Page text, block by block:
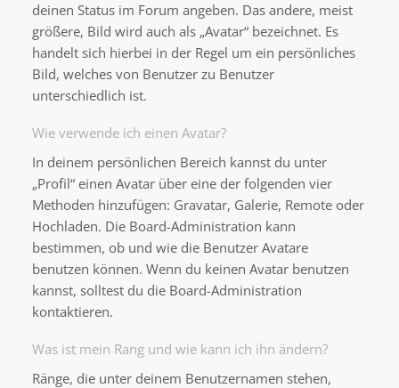
deinen Status im Forum angeben. Das andere, meist
größere, Bild wird auch als „Avatar“ bezeichnet. Es
handelt sich hierbei in der Regel um ein persönliches
Bild, welches von Benutzer zu Benutzer
unterschiedlich ist.
Wie verwende ich einen Avatar?
In deinem persönlichen Bereich kannst du unter
„Profil“ einen Avatar über eine der folgenden vier
Methoden hinzufügen: Gravatar, Galerie, Remote oder
Hochladen. Die Board-Administration kann
bestimmen, ob und wie die Benutzer Avatare
benutzen können. Wenn du keinen Avatar benutzen
kannst, solltest du die Board-Administration
kontaktieren.
Was ist mein Rang und wie kann ich ihn ändern?
Ränge, die unter deinem Benutzernamen stehen,